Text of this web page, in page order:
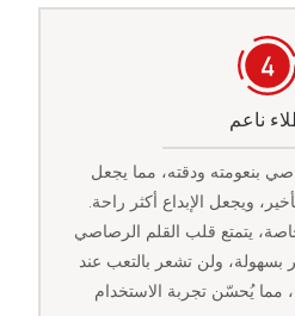
ناعم
بنعومته ودقته، مما يجعل
ويجعل الإبداع أكثر راحة.
يتمتع قلب القلم الرصاصي
بسهولة، ولن تشعر بالتعب عند